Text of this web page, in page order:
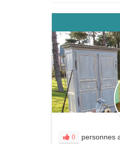
0 personnes